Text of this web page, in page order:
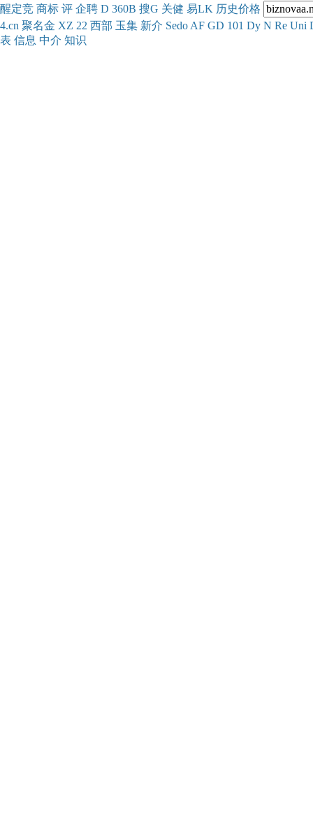
醒定竞 商标 评 企聘 D 360B 搜G 关健 易LK 历史价格
4.cn 聚名金 XZ 22 西部 玉集 新介 Sedo AF GD 101 Dy N Re Uni
表 信息 中介 知识